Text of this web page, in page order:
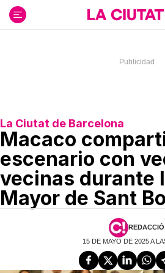
contenido
La Ciutat de Barcelona
Macaco
escenario con
vecinas durante
Mayor de Sant
REDACCIÓ
15 DE MAYO DE 2025 A